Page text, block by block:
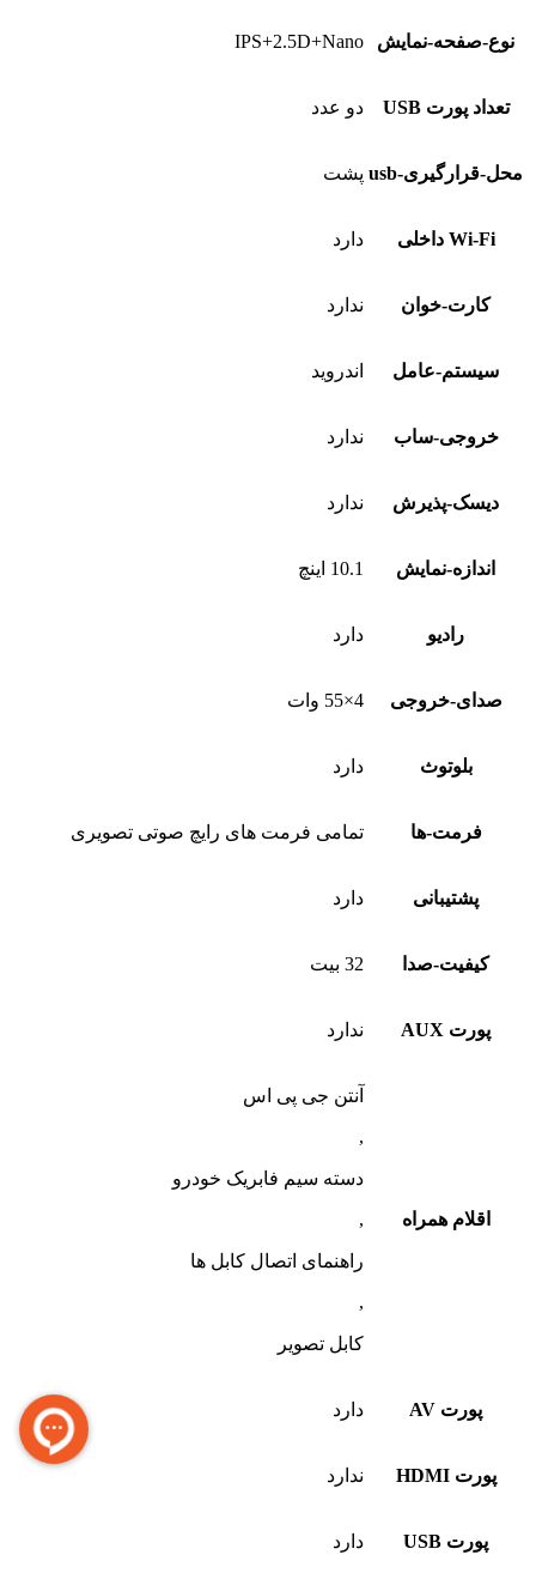
نوع-صفحه-نمایش IPS+2.5D+Nano
تعداد پورت USB دو عدد
محل-قرارگیری-usb پشت
Wi-Fi داخلی دارد
کارت-خوان ندارد
سیستم-عامل اندروید
خروجی-ساب ندارد
دیسک-پذیرش ندارد
اندازه-نمایش 10.1 اینچ
رادیو دارد
صدای-خروجی 4×55 وات
بلوتوث دارد
فرمت-ها تمامی فرمت های رایچ صوتی تصویری
پشتیبانی دارد
کیفیت-صدا 32 بیت
پورت AUX ندارد
اقلام همراه
آنتن جی پی اس
,
دسته سیم فابریک خودرو
,
راهنمای اتصال کابل ها
,
کابل تصویر
پورت AV دارد
پورت HDMI ندارد
پورت USB دارد